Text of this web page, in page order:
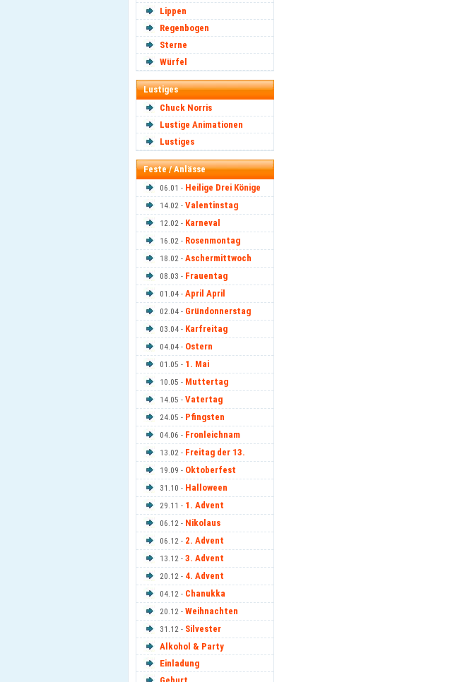
Lippen
Regenbogen
Sterne
Würfel
Lustiges
Chuck Norris
Lustige Animationen
Lustiges
Feste / Anlässe
06.01 - Heilige Drei Könige
14.02 - Valentinstag
12.02 - Karneval
16.02 - Rosenmontag
18.02 - Aschermittwoch
08.03 - Frauentag
01.04 - April April
02.04 - Gründonnerstag
03.04 - Karfreitag
04.04 - Ostern
01.05 - 1. Mai
10.05 - Muttertag
14.05 - Vatertag
24.05 - Pfingsten
04.06 - Fronleichnam
13.02 - Freitag der 13.
19.09 - Oktoberfest
31.10 - Halloween
29.11 - 1. Advent
06.12 - Nikolaus
06.12 - 2. Advent
13.12 - 3. Advent
20.12 - 4. Advent
04.12 - Chanukka
20.12 - Weihnachten
31.12 - Silvester
Alkohol & Party
Einladung